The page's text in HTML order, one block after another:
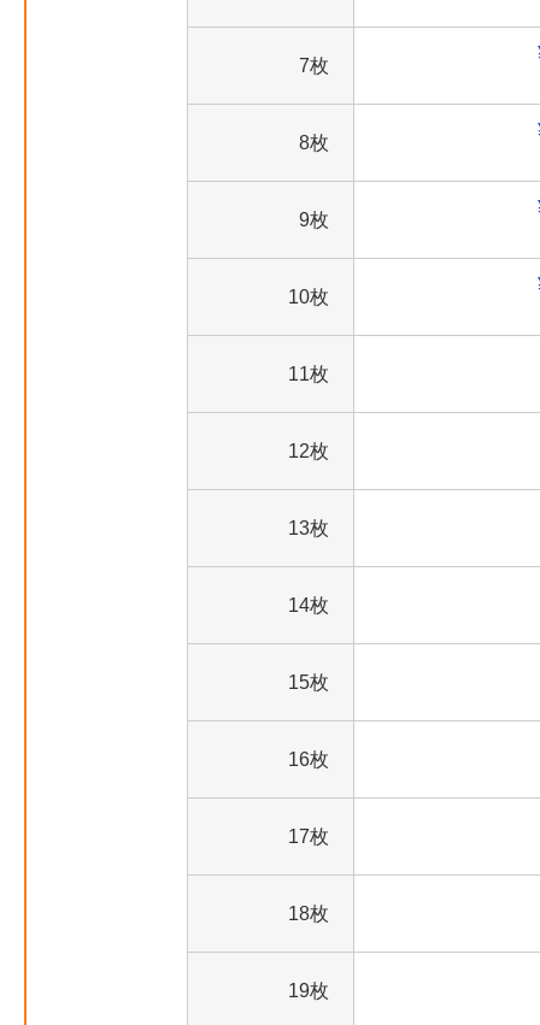
7枚
8枚
9枚
10枚
11枚
12枚
13枚
14枚
15枚
16枚
17枚
18枚
19枚